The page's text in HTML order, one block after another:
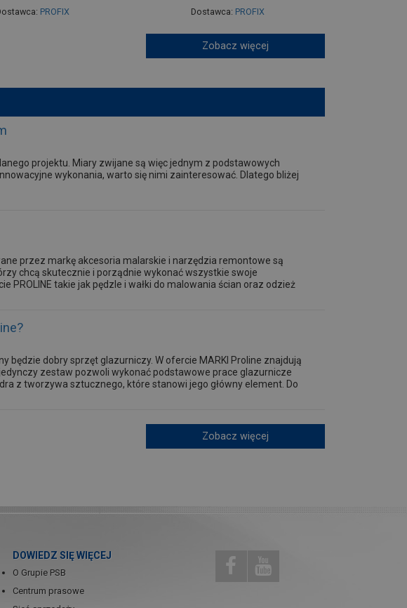
PROFIX Dostawca: PROFIX
Zobacz więcej
projektu. Miary zwijane są więc jednym z podstawowych
wykonania, warto się nimi zainteresować. Dlatego bliżej
przez markę akcesoria malarskie i narzędzia remontowe są
chcą skutecznie i porządnie wykonać wszystkie swoje
takie jak pędzle i wałki do malowania ścian oraz odzież
będzie dobry sprzęt glazurniczy. W ofercie MARKI Proline znajdują
zestaw pozwoli wykonać podstawowe prace glazurnicze
z tworzywa sztucznego, które stanowi jego główny element. Do
Zobacz więcej
DOWIEDZ SIĘ WIĘCEJ
O Grupie PSB
Centrum prasowe